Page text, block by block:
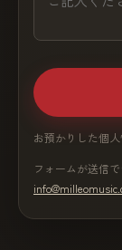
お預かりした個
フォームが送信